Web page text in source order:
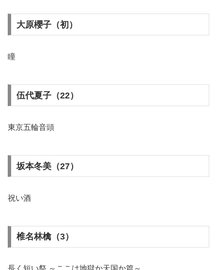
大原櫻子（初）
瞳
伍代夏子（22）
東京五輪音頭
坂本冬美（27）
祝い酒
椎名林檎（3）